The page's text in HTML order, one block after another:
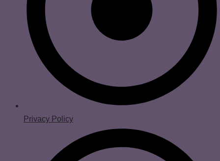
Privacy Policy